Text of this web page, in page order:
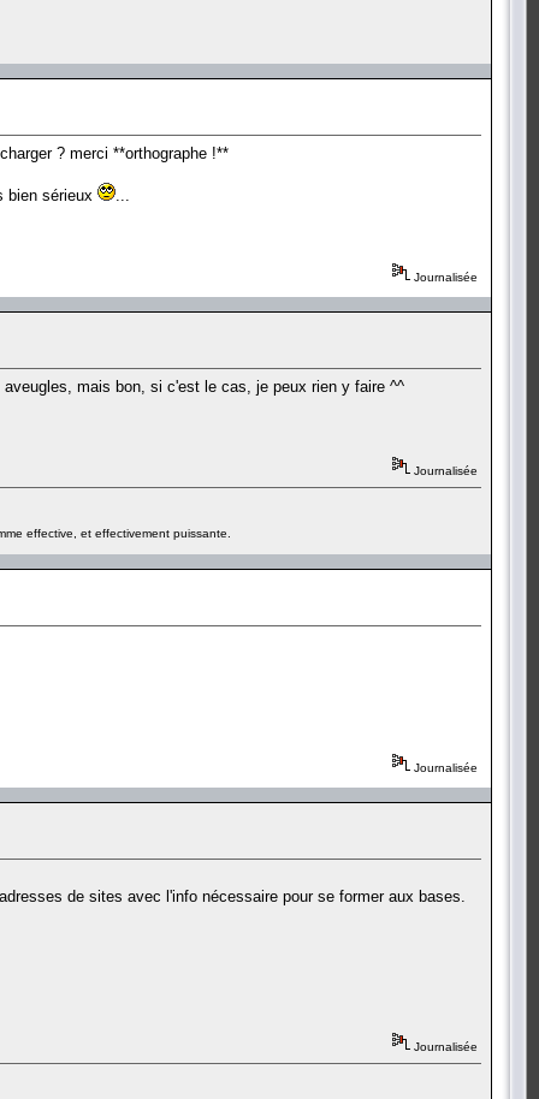
? merci **orthographe !**
bien sérieux
Journalisée
mais bon, si c'est le cas, je peux rien y faire ^^
Journalisée
effective, et effectivement puissante.
Journalisée
de sites avec l'info nécessaire pour se former aux bases.
Journalisée